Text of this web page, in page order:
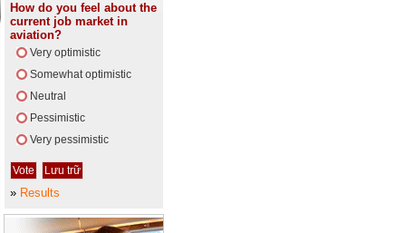
How do you feel about the
current job market in
aviation?
Very optimistic
Somewhat optimistic
Neutral
Pessimistic
Very pessimistic
» Results